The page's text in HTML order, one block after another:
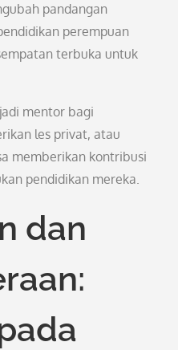
pandangan
perempuan
terbuka untuk
mentor bagi
les privat, atau
memberikan kontribusi
pendidikan mereka.
dan